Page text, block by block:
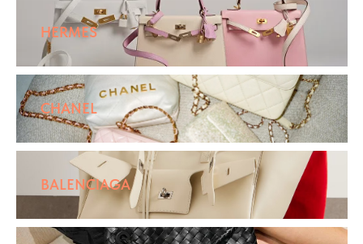
HERMES
CHANEL
BALENCIAGA